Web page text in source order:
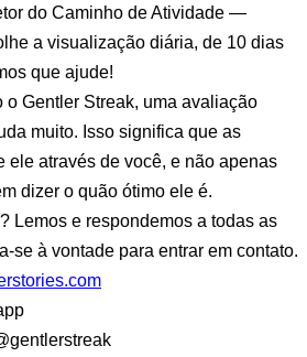
do Caminho de Atividade —
a visualização diária, de 10 dias
que ajude!
o Gentler Streak, uma avaliação
muito. Isso significa que as
ele através de você, e não apenas
dizer o quão ótimo ele é.
Lemos e respondemos a todas as
se à vontade para entrar em contato.